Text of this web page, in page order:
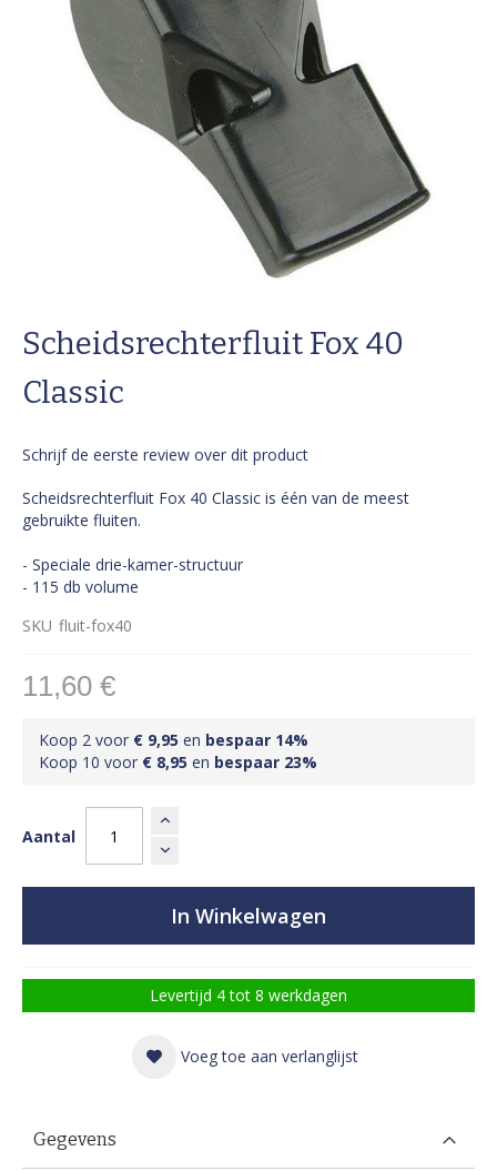
het
van
de
gallerij
Scheidsrechterfluit Fox 40
Classic
Schrijf de eerste review over dit product
Scheidsrechterfluit Fox 40 Classic is één van de meest
gebruikte fluiten.
- Speciale drie-kamer-structuur
- 115 db volume
SKU fluit-fox40
11,60 €
Koop 2 voor € 9,95 en bespaar 14%
Koop 10 voor € 8,95 en bespaar 23%
Aantal
In Winkelwagen
Levertijd 4 tot 8 werkdagen
Voeg toe aan verlanglijst
Gegevens